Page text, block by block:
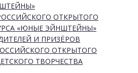
ОТКРЫТОГО
«ЮНЫЕ ЭЙНШТЕЙНЫ»
И ПРИЗЁРОВ
ОТКРЫТОГО
ТВОРЧЕСТВА